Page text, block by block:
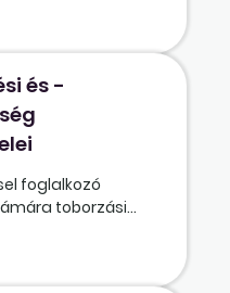
és -
foglalkozó
toborzási...